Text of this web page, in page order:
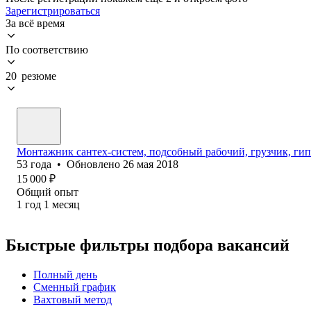
Зарегистрироваться
За всё время
По соответствию
20 резюме
Монтажник сантех-систем, подсобный рабочий, грузчик,
53 года • Обновлено 26 мая 2018
15 000 ₽
Общий опыт
1 год 1 месяц
Быстрые фильтры подбора вакансий
Полный день
Сменный график
Вахтовый метод